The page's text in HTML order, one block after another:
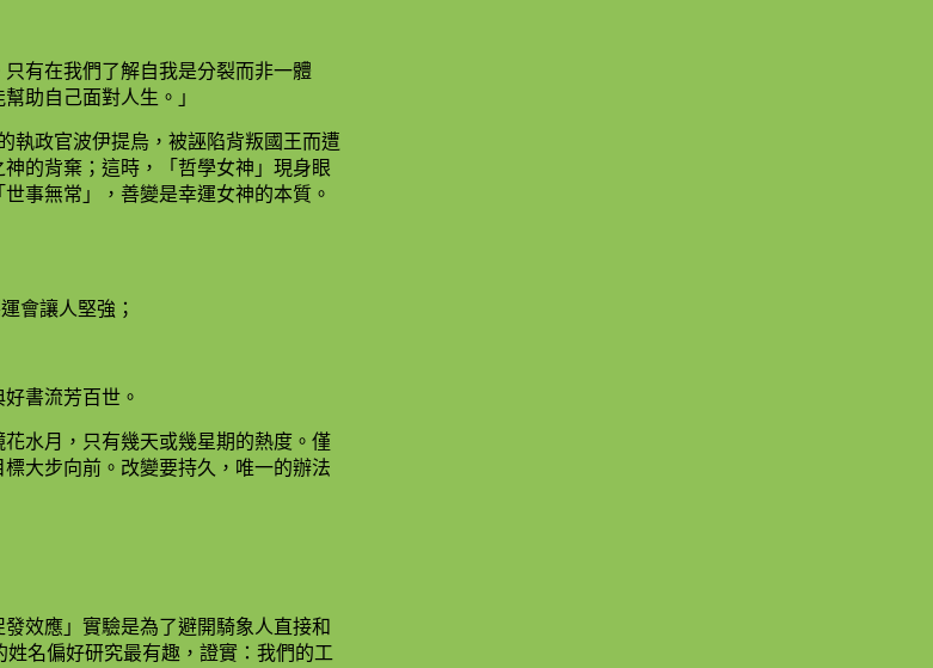
有在我們了解自我是分裂而非一體
助自己面對人生。」
執政官波伊提烏，被誣陷背叛國王而遭
的背棄；這時，「哲學女神」現身眼
事無常」，善變是幸運女神的本質。
會讓人堅強；
書流芳百世。
水月，只有幾天或幾星期的熱度。僅
大步向前。改變要持久，唯一的辦法
效應」實驗是為了避開騎象人直接和
姓名偏好研究最有趣，證實：我們的工